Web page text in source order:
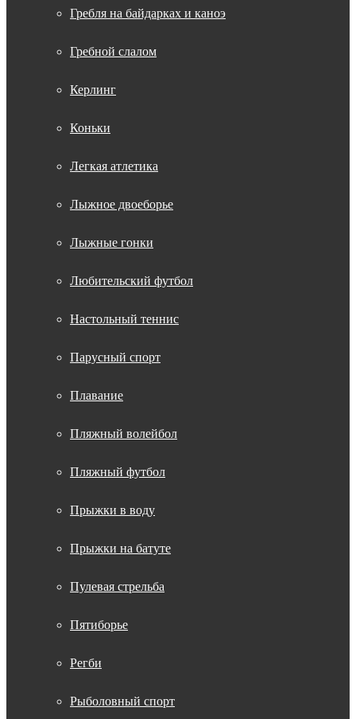
Гребля на байдарках и каноэ
Гребной слалом
Керлинг
Коньки
Легкая атлетика
Лыжное двоеборье
Лыжные гонки
Любительский футбол
Настольный теннис
Парусный спорт
Плавание
Пляжный волейбол
Пляжный футбол
Прыжки в воду
Прыжки на батуте
Пулевая стрельба
Пятиборье
Регби
Рыболовный спорт